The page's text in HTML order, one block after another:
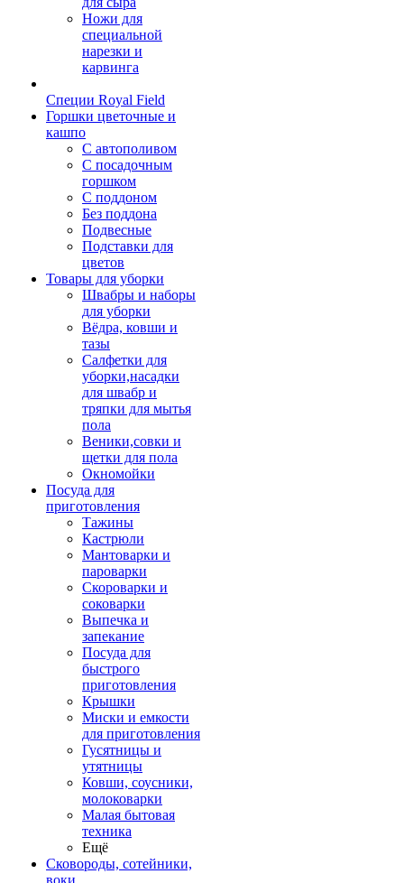
Ножи для
специальной
нарезки и
карвинга
Специи Royal Field
Горшки цветочные и
кашпо
С автополивом
С посадочным
горшком
С поддоном
Без поддона
Подвесные
Подставки для
цветов
Товары для уборки
Швабры и наборы
для уборки
Вёдра, ковши и
тазы
Салфетки для
уборки,насадки
для швабр и
тряпки для мытья
пола
Веники,совки и
щетки для пола
Окномойки
Посуда для
приготовления
Тажины
Кастрюли
Мантоварки и
пароварки
Скороварки и
соковарки
Выпечка и
запекание
Посуда для
быстрого
приготовления
Крышки
Миски и емкости
для приготовления
Гусятницы и
утятницы
Ковши, соусники,
молоковарки
Малая бытовая
техника
Ещё
Сковороды, сотейники,
воки